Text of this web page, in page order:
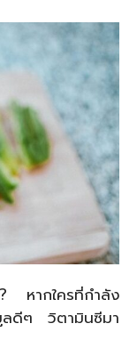
? หากใครที่กำลัง
ลดีๆ วิตามินซีมา